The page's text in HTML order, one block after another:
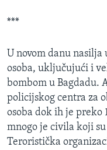
PRATITE NAS
Jezici
***
U novom danu
osoba, uključujući i
bombom u Bagdadu.
policijskog centra za
osoba dok ih je preko
mnogo je civila koji
Teroristička